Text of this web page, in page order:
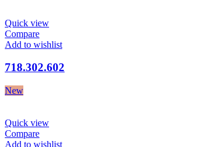
Quick view
Compare
Add to wishlist
718.302.602
New
Quick view
Compare
Add to wishlist